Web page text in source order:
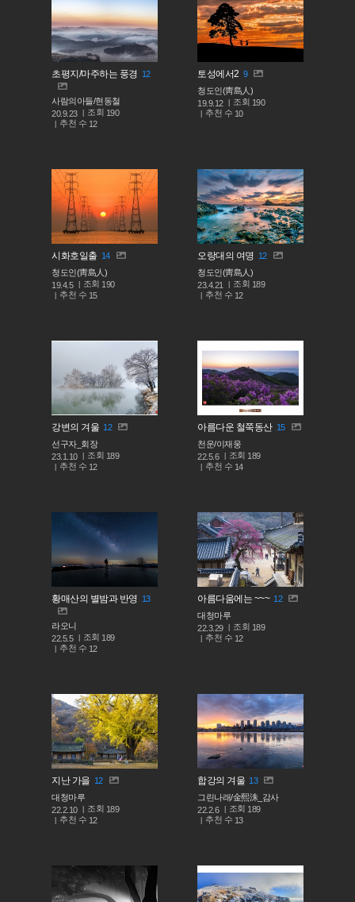
초평지/마주하는 풍경 12
사람의아들/현동철
20.9.23
조회 190
추천 수 12
토성에서2 9
청도인(靑島人)
19.9.12
조회 190
추천 수 10
시화호일출 14
청도인(靑島人)
19.4.5
조회 190
추천 수 15
오랑대의 여명 12
청도인(靑島人)
23.4.21
조회 189
추천 수 12
강변의 겨울 12
선구자_회장
23.1.10
조회 189
추천 수 12
아름다운 철쭉동산 15
천운/이재웅
22.5.6
조회 189
추천 수 14
황매산의 별밤과 반영 13
라오니
22.5.5
조회 189
추천 수 12
아름다움에는 ~~~ 12
대청마루
22.3.29
조회 189
추천 수 12
지난 가을 12
대청마루
22.2.10
조회 189
추천 수 12
합강의 겨울 13
그린나래/金熙洙_감사
22.2.6
조회 189
추천 수 13